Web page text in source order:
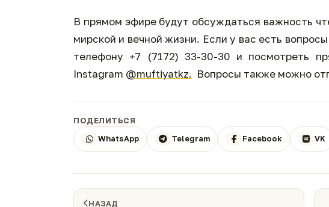
В прямом эфире будут обсуждаться важность
мирской и вечной жизни. Если у вас есть
телефону +7 (7172) 33-30-30 и посмотреть
Instagram @muftiyatkz. Вопросы также можно
ПОДЕЛИТЬСЯ
WhatsApp
Telegram Facebook VK
НАЗАД